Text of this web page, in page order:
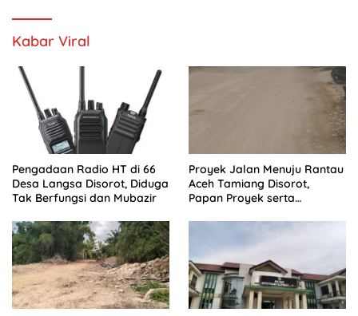
Kabar Viral
Pengadaan Radio HT di 66
Desa Langsa Disorot, Diduga
Tak Berfungsi dan Mubazir
Proyek Jalan Menuju Rantau
Aceh Tamiang Disorot,
Papan Proyek serta